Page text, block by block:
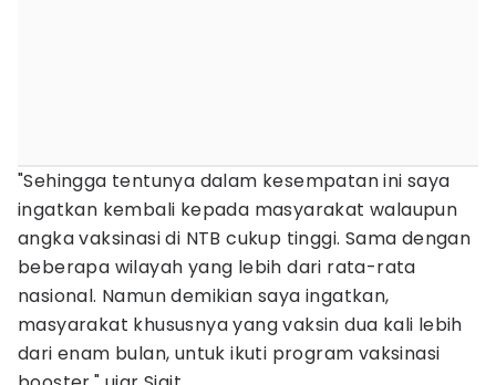
"Sehingga tentunya dalam kesempatan ini saya
ingatkan kembali kepada masyarakat walaupun
angka vaksinasi di NTB cukup tinggi. Sama dengan
beberapa wilayah yang lebih dari rata-rata
nasional. Namun demikian saya ingatkan,
masyarakat khususnya yang vaksin dua kali lebih
dari enam bulan, untuk ikuti program vaksinasi